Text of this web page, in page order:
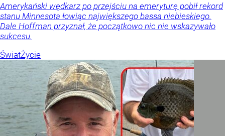
Amerykański wędkarz po przejściu na emeryturę pobił rekord
stanu Minnesota łowiąc największego bassa niebieskiego.
Dale Hoffman przyznał, że początkowo nic nie wskazywało
sukcesu.
ŚwiatŻycie